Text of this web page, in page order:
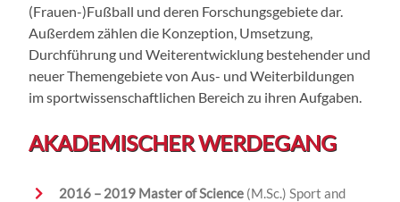
(Frauen-)Fußball und deren Forschungsgebietedar.
Außerdemzählen die Konzeption, Umsetzung,
Durchführung und Weiterentwicklung bestehender und
neuer Themengebietevon Aus- und Weiterbildungen
im sportwissenschaftlichen Bereich zu ihren Aufgaben.
AKADEMISCHER WERDEGANG
2016 – 2019 Master of Science(M.Sc.) Sport and